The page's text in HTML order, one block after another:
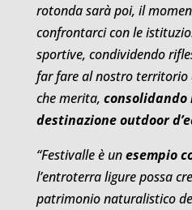
rotonda sarà poi, il
confrontarci con le
sportive, condividendo
far fare al nostro
che merita,
destinazione outdoor
“Festivalle è unesempio
l’entroterra ligure possa
patrimonio naturalistico